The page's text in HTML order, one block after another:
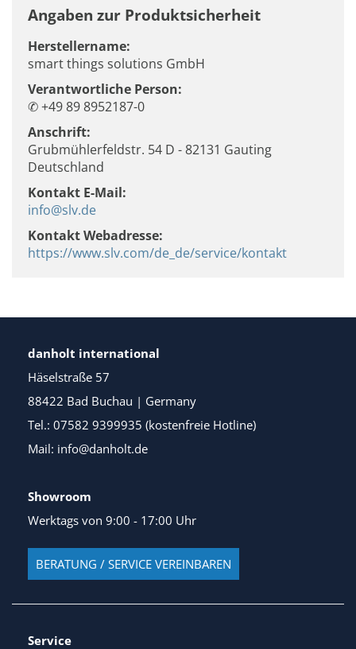
Angaben zur Produktsicherheit
Herstellername:
smart things solutions GmbH
Verantwortliche Person:
✆ +49 89 8952187-0
Anschrift:
Grubmühlerfeldstr. 54 D - 82131 Gauting
Deutschland
Kontakt E-Mail:
info@slv.de
Kontakt Webadresse:
https://www.slv.com/de_de/service/kontakt
danholt international
Häselstraße 57
88422 Bad Buchau | Germany
Tel.: 07582 9399935 (kostenfreie Hotline)
Mail: info@danholt.de
Showroom
Werktags von 9:00 - 17:00 Uhr
BERATUNG / SERVICE VEREINBAREN
Service